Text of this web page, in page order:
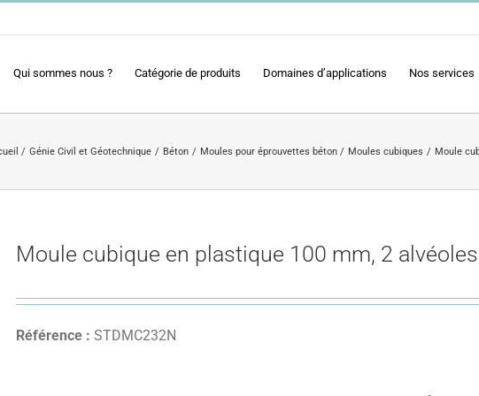
Qui sommes nous ? Catégorie de produits Domaines d’applications Nos services
Génie Civil et Géotechnique Béton Moules pour éprouvettes béton Moules cubiques Moule
Moule cubique en plastique 100 mm, 2
Référence : STDMC232N